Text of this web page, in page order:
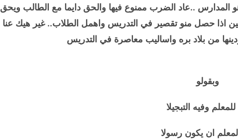
المدارس ..عاد الضرب ممنوع فيها والحق دايما مع الطالب ويحق
اذا حصل منو تقصير في التدريس واهمل الطلاب.. غير هيك عنا
من بلاد بره واساليب معاصرة في التدريس
وبقولو
وفيه التبجيلا
ان يكون رسولا